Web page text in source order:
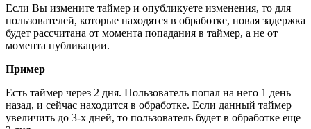
Если Вы измените таймер и опубликуете изменения, то для
пользователей, которые находятся в обработке, новая задержка
будет рассчитана от момента попадания в таймер, а не от
момента публикации.
Пример
Есть таймер через 2 дня. Пользователь попал на него 1 день
назад, и сейчас находится в обработке. Если данный таймер
увеличить до 3-х дней, то пользователь будет в обработке еще